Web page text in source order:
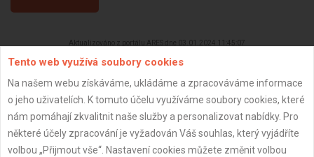
Aktualizováno z portálu ARES dne 03.01.2024 11:45:07
Důležité informace
Naše firmy a řemeslníci
Tento web využívá soubory cookies
Na našem webu získáváme, ukládáme a zpracováváme informace
o jeho uživatelích. K tomuto účelu využíváme soubory cookies, které
nám pomáhají zkvalitnit naše služby a personalizovat nabídky. Pro
některé účely zpracování je vyžadován Váš souhlas, který vyjádříte
volbou „Přijmout vše“. Nastavení cookies můžete změnit volbou